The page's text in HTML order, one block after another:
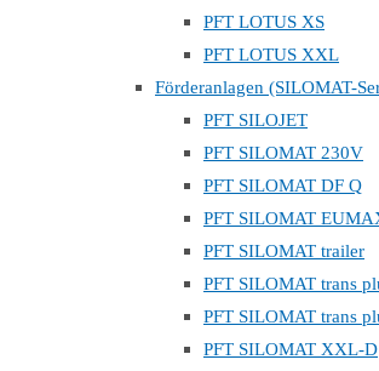
PFT LOTUS XS
PFT LOTUS XXL
Förderanlagen (SILOMAT-
PFT SILOJET
PFT SILOMAT 230V
PFT SILOMAT DF Q
PFT SILOMAT
PFT SILOMAT trailer
PFT SILOMAT trans
PFT SILOMAT trans
PFT SILOMAT XXL-D